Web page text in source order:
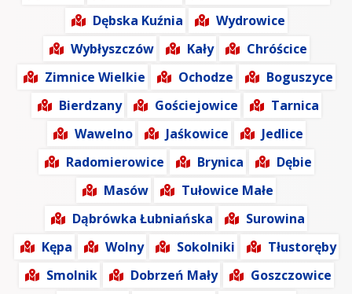
Dębska Kuźnia
Wydrowice
Wybłyszczów
Kały
Chróścice
Zimnice Wielkie
Ochodze
Boguszyce
Bierdzany
Gościejowice
Tarnica
Wawelno
Jaśkowice
Jedlice
Radomierowice
Brynica
Dębie
Masów
Tułowice Małe
Dąbrówka Łubniańska
Surowina
Kępa
Wolny Sokolniki
Tłustoręby
Smolnik
Dobrzeń Mały
Goszczowice